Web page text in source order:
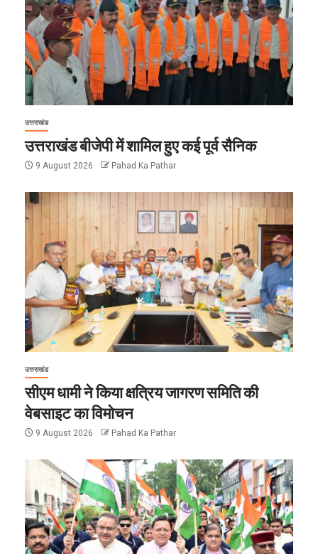
उत्तराखंड
उत्तराखंड बीजेपी में शामिल हुए कई पूर्व सैनिक
9 August 2026 Pahad Ka Pathar
उत्तराखंड
सीएम धामी ने किया क्षत्रिय जागरण समिति की
वेबसाइट का विमोचन
9 August 2026 Pahad Ka Pathar